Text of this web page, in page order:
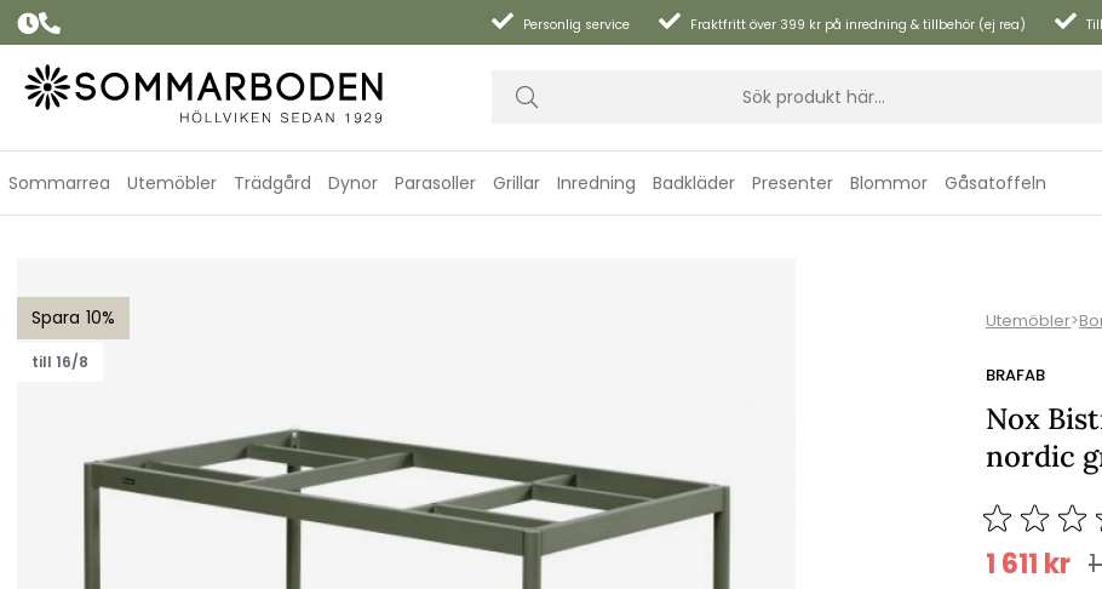
Personlig service Fraktfritt över 399 kr på inredning & tillbehör (ej rea)
Sommarrea Utemöbler Trädgård Dynor Parasoller Grillar Inredning Badkläder Presenter Blommor Gåsatoffeln
10
till 16/8
Utemöbler>
BRAFAB
Nox
nordic
1 611 kr